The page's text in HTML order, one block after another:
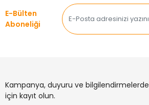
E-Bülten
Aboneliği
Kampanya, duyuru ve
için kayıt olun.